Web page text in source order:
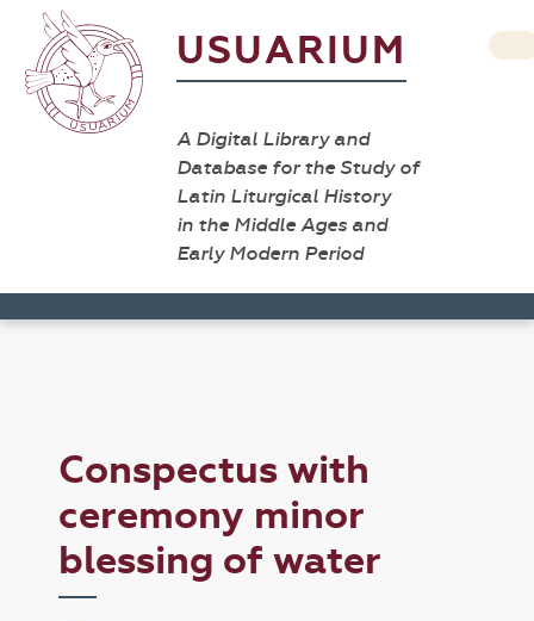
USUARIUM
A Digital Library and
Database for the Study of
Latin Liturgical History
in the Middle Ages and
Early Modern Period
Conspectus with
ceremony minor
blessing of water